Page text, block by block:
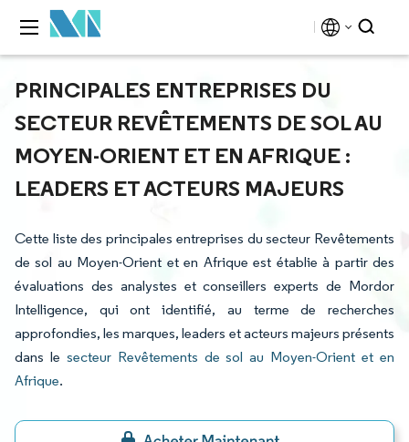
PRINCIPALES ENTREPRISES DU
SECTEUR REVÊTEMENTS DE SOL AU
MOYEN-ORIENT ET EN AFRIQUE :
LEADERS ET ACTEURS MAJEURS
Cette liste des principales entreprises du secteur Revêtements
de sol au Moyen-Orient et en Afrique est établie à partir des
évaluations des analystes et conseillers experts de Mordor
Intelligence, qui ont identifié, au terme de recherches
approfondies, les marques, leaders et acteurs majeurs présents
dans le secteur Revêtements de sol au Moyen-Orient et en
Afrique.